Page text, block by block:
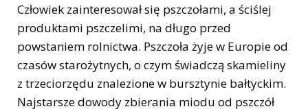
Człowiek zainteresował się pszczołami, a ściślej
produktami pszczelimi, na długo przed
powstaniem rolnictwa. Pszczoła żyje w Europie od
czasów starożytnych, o czym świadczą skamieliny
z trzeciorzędu znalezione w bursztynie bałtyckim.
Najstarsze dowody zbierania miodu od pszczół